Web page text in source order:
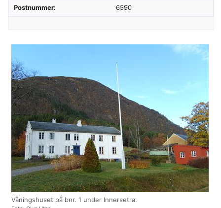
Postnummer: 6590
Våningshuset på bnr. 1 under Innersetra.